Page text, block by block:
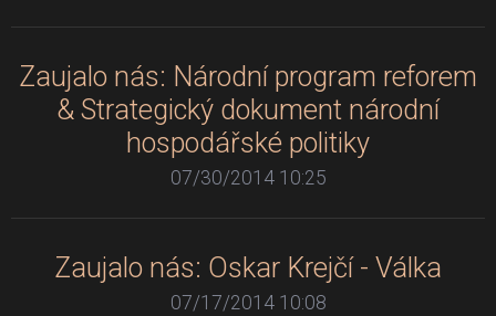
Zaujalo nás: Národní program reforem
& Strategický dokument národní
hospodářské politiky
07/30/2014 10:25
Zaujalo nás: Oskar Krejčí - Válka
07/17/2014 10:08